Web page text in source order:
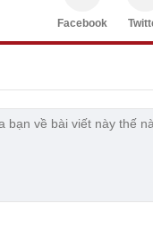
Facebook